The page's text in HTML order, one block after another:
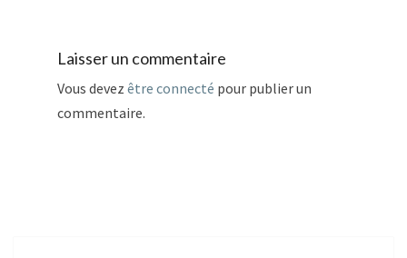
Laisser un commentaire
Vous devez être connecté pour publier un
commentaire.